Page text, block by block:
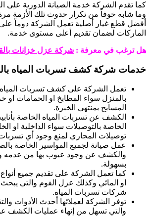
كما تقدم الشركة خدمة الصيانة الدورية على
وما شابه خوفاً من تكرار حدوث تلك الأزمة
أفضل قطع غيار أصلية تعمل الشركة دوماً
الماركات لضمان تقديم أعلى مستوى خدمة.
هل ترغب في معرفة : شركة عزل خزانات
خدمات شركة كشف تسربات المياه
تعمل الشركة على كشف تسربات
بالمنزل سواء المطابخ او الحمامات او
المسابح بمنتهى الخبرة.
الكشف عن تسربات المياه الخاصة
الخاصة بالتوصيلات سواء الداخلية او
توصيلات المجاري لمنع وجود أي
عمل صيانة لجميع المواسير الخاصة
والكشف عن وجود عيوب بها من عدمه
بسهولة.
كما تعمل الشركة على تقديم جميع
او المائي وكذلك عزل الفوم والتي يبحث
شركات تسربات المياه.
توفر الشركة لعملائها أحدث الأدوات
والتي تسهل من إنهاء عمليات الكشف